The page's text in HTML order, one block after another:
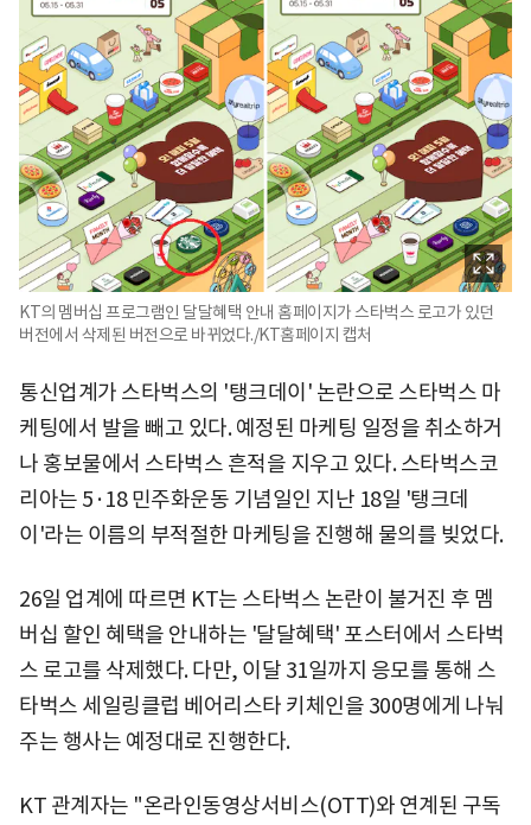
KT의 멤버십 프로그램인 달달혜택 안내 홈페이지가 스타벅스 로고가 있던
버전에서 삭제된 버전으로 바뀌었다./KT홈페이지 캡처
통신업계가 스타벅스의 '탱크데이' 논란으로 스타벅스 마
케팅에서 발을 빼고 있다. 예정된 마케팅 일정을 취소하거
나 홍보물에서 스타벅스 흔적을 지우고 있다. 스타벅스코
리아는 5·18 민주화운동 기념일인 지난 18일 '탱크데
이'라는 이름의 부적절한 마케팅을 진행해 물의를 빚었다.
26일 업계에 따르면 KT는 스타벅스 논란이 불거진 후 멤
버십 할인 혜택을 안내하는 '달달혜택' 포스터에서 스타벅
스 로고를 삭제했다. 다만, 이달 31일까지 응모를 통해 스
타벅스 세일링클럽 베어리스타 키체인을 300명에게 나눠
주는 행사는 예정대로 진행한다.
KT 관계자는 "온라인동영상서비스(OTT)와 연계된 구독